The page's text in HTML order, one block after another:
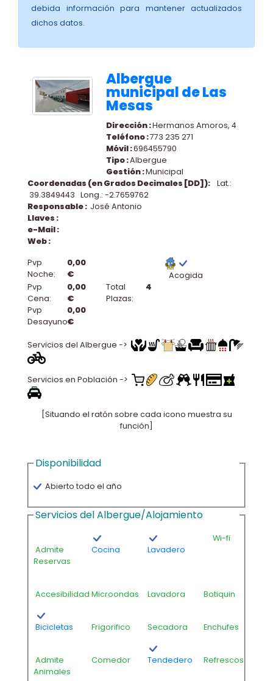
debida información para mantener actualizados
dichos datos.
Albergue
municipal de Las
Mesas
Dirección :Hermanos Amoros, 4
Teléfono :773 235 271
Móvil :696455790
Tipo :Albergue
Gestión :Municipal
Coordenadas (en Grados Decimales [DD]):
Lat.:
39.3849443 Long.: -2.7659762
Responsable : José Antonio
Llaves :
e-Mail :
Web :
Pvp
Noche:
0,00
€
Acogida
Pvp
Cena:
0,00
€
Total
Plazas:
4
Pvp
Desayuno:
0,00
€
Servicios del Albergue ->
Servicios en Población ->
[Situando el ratón sobre cada icono muestra su
función]
Disponibilidad
Abierto todo el año
Servicios del Albergue/Alojamiento
Admite
Reservas
Cocina Lavadero
Wi-fi
Accesibilidad Microondas Lavadora Botiquin
Bicicletas Frigorifico Secadora Enchufes
Admite
Animales
Comedor Tendedero Refrescos